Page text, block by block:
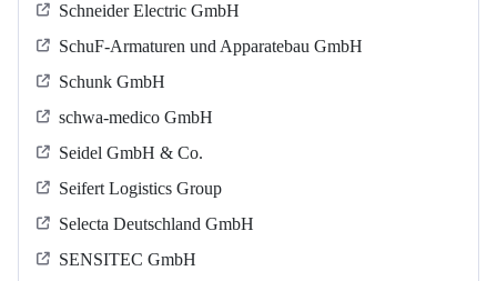
Schneider Electric GmbH
SchuF-Armaturen und Apparatebau GmbH
Schunk GmbH
schwa-medico GmbH
Seidel GmbH & Co.
Seifert Logistics Group
Selecta Deutschland GmbH
SENSITEC GmbH